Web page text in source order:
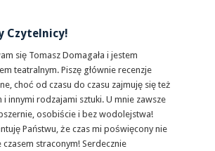
Czytelnicy!
się Tomasz Domagała i jestem
teatralnym. Piszę głównie recenzje
choć od czasu do czasu zajmuję się też
i innymi rodzajami sztuki. U mnie zawsze
osobiście i bez wodolejstwa!
Państwu, że czas mi poświęcony nie
czasem straconym! Serdecznie